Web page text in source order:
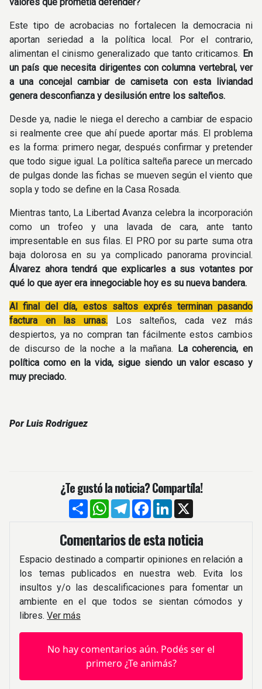
Este tipo de acrobacias no fortalecen la democracia ni
aportan seriedad a la política local. Por el contrario,
alimentan el cinismo generalizado que tanto criticamos. En
un país que necesita dirigentes con columna vertebral, ver
a una concejal cambiar de camiseta con esta liviandad
genera desconfianza y desilusión entre los salteños.
Desde ya, nadie le niega el derecho a cambiar de espacio
si realmente cree que ahí puede aportar más. El problema
es la forma: primero negar, después confirmar y pretender
que todo sigue igual. La política salteña parece un mercado
de pulgas donde las fichas se mueven según el viento que
sopla y todo se define en la Casa Rosada.
Mientras tanto, La Libertad Avanza celebra la incorporación
como un trofeo y una lavada de cara, ante tanto
impresentable en sus filas. El PRO por su parte suma otra
baja dolorosa en su ya complicado panorama provincial.
Álvarez ahora tendrá que explicarles a sus votantes por
qué lo que ayer era innegociable hoy es su nueva bandera.
Al final del día, estos saltos exprés terminan pasando
factura en las urnas.Los salteños, cada vez más
despiertos, ya no compran tan fácilmente estos cambios
de discurso de la noche a la mañana. La coherencia, en
política como en la vida, sigue siendo un valor escaso y
muy preciado.
Por Luis Rodriguez
¿Te gustó la noticia? Compartíla!
CompartirWhatsApp
TelegramFacebook
LinkedIn
Comentarios de esta noticia
Espacio destinado a compartir opiniones en relación a
los temas publicados en nuestra web. Evita los
insultos y/o las descalificaciones para fomentar un
ambiente en el que todos se sientan cómodos y
libres. Ver más
No hay comentarios aún. Podés ser el
primero ¿Te animás?